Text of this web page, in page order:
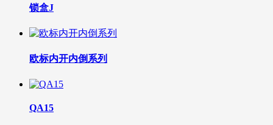
锁盒J
欧标内开内倒系列
QA15